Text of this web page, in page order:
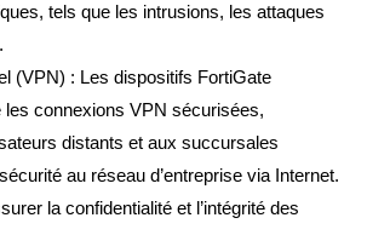
tels que les intrusions, les attaques
(VPN) : Les dispositifs FortiGate
les connexions VPN sécurisées,
distants et aux succursales
au réseau d’entreprise via Internet.
la confidentialité et l’intégrité des